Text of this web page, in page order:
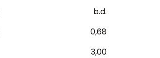
b.d.
0,68
3,00